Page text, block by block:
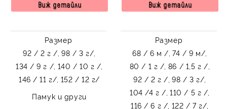
Виж детайли
Размер
92 / 2 г /, 98 / 3 г/,
134 / 9 г /, 140 / 10 г /,
146 / 11 г/, 152 / 12 г/
Памук и други
Виж детайли
Размер
68 / 6 м /, 74 / 9 м/,
80 / 1 г /, 86 / 1,5 г /,
92 / 2 г /, 98 / 3 г/,
104 /4 г /, 110 / 5 г /,
116 / 6 г /, 122 / 7 г/,